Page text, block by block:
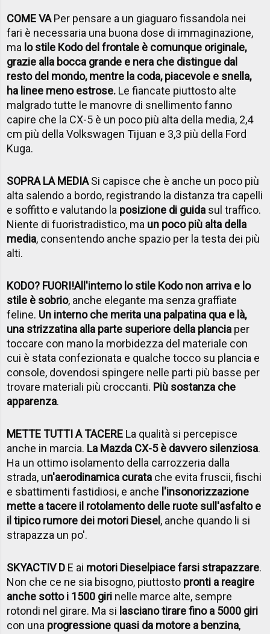
COME VAPer pensare a un giaguaro fissandola nei
fari è necessaria una buona dose di immaginazione,
ma lo stile Kodo del frontale è comunque originale,
grazie alla bocca grande e nera che distingue dal
resto del mondo, mentre la coda, piacevole e snella,
ha linee meno estrose. Le fiancate piuttosto alte
malgrado tutte le manovre di snellimento fanno
capire che la CX-5 è un poco più alta della media, 2,4
cm più della Volkswagen Tijuan e 3,3 più della Ford
Kuga.
SOPRA LA MEDIASi capisce che è anche un poco più
alta salendo a bordo, registrando la distanza tra capelli
e soffitto e valutando la posizione di guida sul traffico.
Niente di fuoristradistico, ma un poco più alta della
media, consentendo anche spazio per la testa dei più
alti.
KODO? FUORI!All'interno lo stile Kodo non arriva e lo
stile è sobrio, anche elegante ma senza graffiate
feline. Un interno che merita una palpatina qua e là,
una strizzatina alla parte superiore della plancia per
toccare con mano la morbidezza del materiale con
cui è stata confezionata e qualche tocco su plancia e
console, dovendosi spingere nelle parti più basse per
trovare materiali più croccanti. Più sostanza che
apparenza.
METTE TUTTI A TACERE La qualità si percepisce
anche in marcia. La Mazda CX-5 è davvero silenziosa.
Ha un ottimo isolamento della carrozzeria dalla
strada, un'aerodinamica curata che evita fruscii, fischi
e sbattimenti fastidiosi, e anche l'insonorizzazione
mette a tacere il rotolamento delle ruote sull'asfalto e
il tipico rumore dei motori Diesel, anche quando li si
strapazza un po'.
SKYACTIV D E ai motori Dieselpiace farsi strapazzare.
Non che ce ne sia bisogno, piuttosto pronti a reagire
anche sotto i 1500 giri nelle marce alte, sempre
rotondi nel girare. Ma si lasciano tirare fino a 5000 giri
con una progressione quasi da motore a benzina,